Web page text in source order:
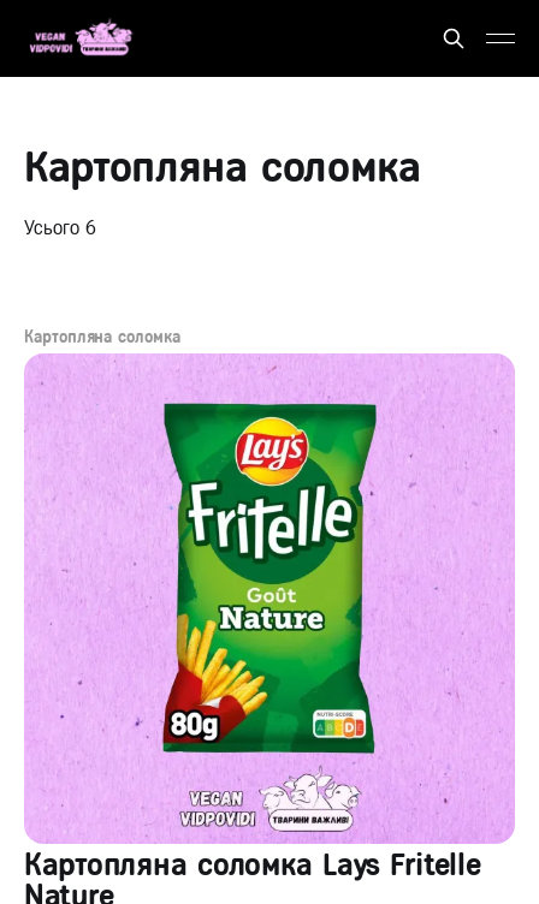
Картопляна соломка
Усього 6
Картопляна соломка
Картопляна соломка Lays Fritelle
Nature